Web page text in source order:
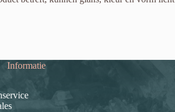
Informatie